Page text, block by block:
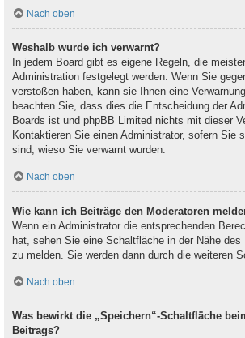
Nach oben
Weshalb wurde ich verwarnt?
In jedem Board gibt es eigene Regeln, die
Administration festgelegt werden. Wenn Sie
verstoßen haben, kann sie Ihnen eine
beachten Sie, dass dies die Entscheidung der
Boards ist und phpBB Limited nichts mit dieser
Kontaktieren Sie einen Administrator, sofern Sie
sind, wieso Sie verwarnt wurden.
Nach oben
Wie kann ich Beiträge den Moderatoren
Wenn ein Administrator die entsprechenden
hat, sehen Sie eine Schaltfläche in der Nähe
zu melden. Sie werden dann durch die weiteren
Nach oben
Was bewirkt die „Speichern“-Schaltfläche
Beitrags?